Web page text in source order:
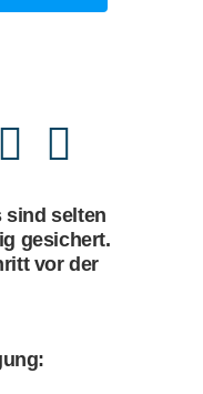
sind selten
gesichert.
vor der